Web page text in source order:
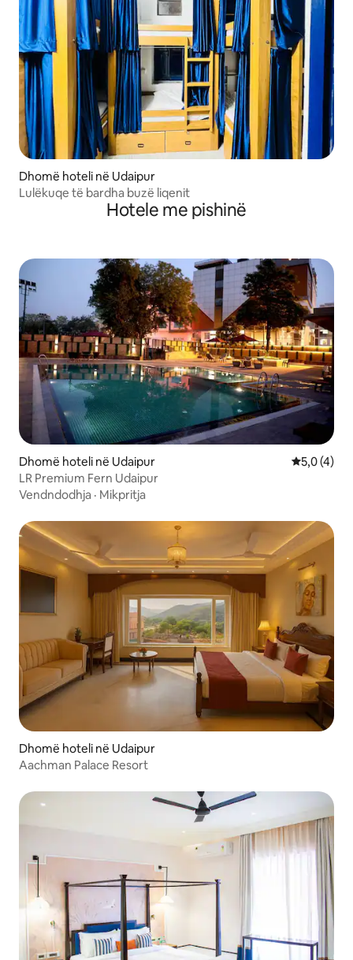
Dhomë hoteli në Udaipur
Lulëkuqe të bardha buzë liqenit
Hotele me pishinë
Dhomë hoteli në Udaipur Vlerësimi
5,0 (4)
LR Premium Fern Udaipur
Vendndodhja · Mikpritja
Dhomë hoteli në Udaipur
Aachman Palace Resort